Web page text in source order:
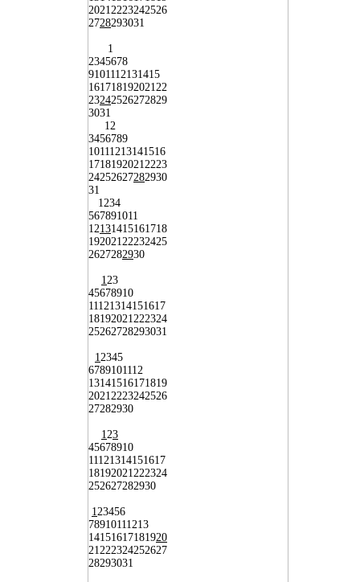
20212223242526
2728293031
1
2345678
9101112131415
16171819202122
23242526272829
3031
12
3456789
10111213141516
17181920212223
24252627282930
31
1234
567891011
12131415161718
19202122232425
2627282930
123
45678910
11121314151617
18192021222324
25262728293031
12345
6789101112
13141516171819
20212223242526
27282930
123
45678910
11121314151617
18192021222324
252627282930
123456
78910111213
14151617181920
21222324252627
28293031